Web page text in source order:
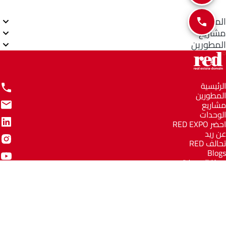
المناطق
مشاريع
المطورين
الرئيسية
المطورين
مشاريع
الوحدات
احضر RED EXPO
عن ريد
تحالف RED
Blogs
مركز المعرفة